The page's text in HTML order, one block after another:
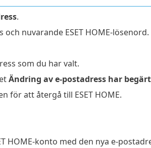
.
nuvarande ESET HOME-lösenord.
som du har valt.
Ändring av e-postadress har begärts
för att återgå till ESET HOME.
HOME-konto med den nya e-